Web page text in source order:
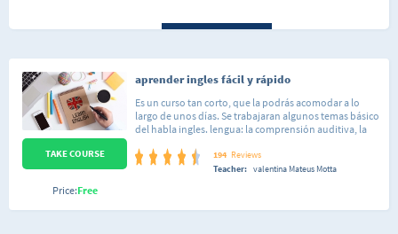
aprender ingles fácil y rápido
Es un curso tan corto, que la podrás acomodar a lo
largo de unos días. Se trabajaran algunos temas básico
del habla ingles. lengua: la comprensión auditiva, la
participación activa del alumno. curso de trabajo: no?
presenciales. el alumno llega a ser capaz de
194 Reviews
Teacher: valentina Mateus Motta
TAKE COURSE
Price:Free